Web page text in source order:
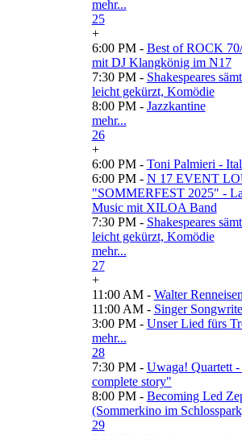
mehr...
25
+
6:00 PM - Best of ROCK
mit DJ Klangkönig im N17
7:30 PM - Shakespeares
leicht gekürzt, Komödie
8:00 PM - Jazzkantine
mehr...
26
+
6:00 PM - Toni Palmieri -
6:00 PM - N 17 EVENT
"SOMMERFEST 2025" -
Music mit XILOA Band
7:30 PM - Shakespeares
leicht gekürzt, Komödie
mehr...
27
+
11:00 AM - Walter Renneisen
11:00 AM - Singer
3:00 PM - Unser Lied fürs
mehr...
28
7:30 PM - Uwaga! Quartett
complete story"
8:00 PM - Becoming Led
(Sommerkino im
29